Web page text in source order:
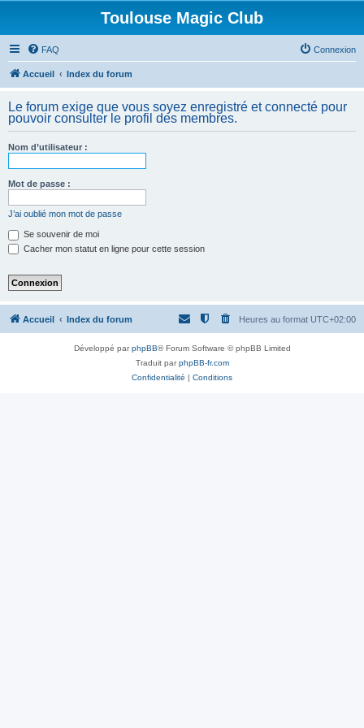
Toulouse Magic Club
FAQ Connexion
Accueil Index du forum
Le forum exige que vous soyez enregistré et connecté pour
pouvoir consulter le profil des membres.
Nom d’utilisateur :
Mot de passe :
J’ai oublié mon mot de passe
Se souvenir de moi
Cacher mon statut en ligne pour cette session
Accueil Index du forum Heures au format UTC+02:00
Développé parphpBB® Forum Software © phpBB Limited
Traduit parphpBB-fr.com
Confidentialité | Conditions